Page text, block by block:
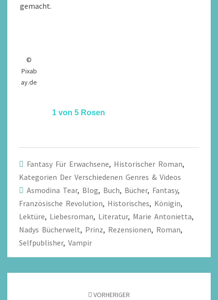
gemacht.
©
Pixab
ay.de
1 von 5 Rosen
Fantasy Für Erwachsene, Historischer Roman,
Kategorien Der Verschiedenen Genres & Videos
Asmodina Tear, Blog, Buch, Bücher, Fantasy,
Französische Revolution, Historisches, Königin,
Lektüre, Liebesroman, Literatur, Marie Antonietta,
Nadys Bücherwelt, Prinz, Rezensionen, Roman,
Selfpublisher, Vampir
VORHERIGER